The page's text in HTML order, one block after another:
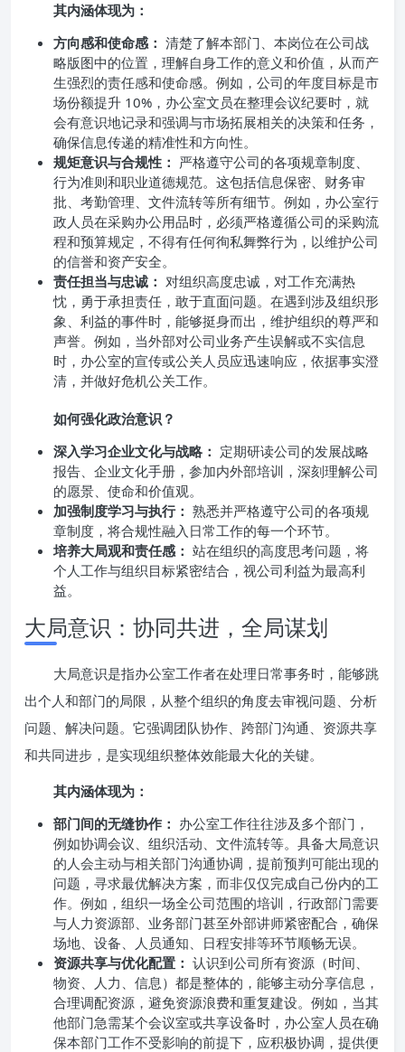
其内涵体现为：
方向感和使命感： 清楚了解本部门、本岗位在公司战
略版图中的位置，理解自身工作的意义和价值，从而产
生强烈的责任感和使命感。例如，公司的年度目标是市
场份额提升 10%，办公室文员在整理会议纪要时，就
会有意识地记录和强调与市场拓展相关的决策和任务，
确保信息传递的精准性和方向性。
规矩意识与合规性： 严格遵守公司的各项规章制度、
行为准则和职业道德规范。这包括信息保密、财务审
批、考勤管理、文件流转等所有细节。例如，办公室行
政人员在采购办公用品时，必须严格遵循公司的采购流
程和预算规定，不得有任何徇私舞弊行为，以维护公司
的信誉和资产安全。
责任担当与忠诚： 对组织高度忠诚，对工作充满热
忱，勇于承担责任，敢于直面问题。在遇到涉及组织形
象、利益的事件时，能够挺身而出，维护组织的尊严和
声誉。例如，当外部对公司业务产生误解或不实信息
时，办公室的宣传或公关人员应迅速响应，依据事实澄
清，并做好危机公关工作。
如何强化政治意识？
深入学习企业文化与战略： 定期研读公司的发展战略
报告、企业文化手册，参加内外部培训，深刻理解公司
的愿景、使命和价值观。
加强制度学习与执行： 熟悉并严格遵守公司的各项规
章制度，将合规性融入日常工作的每一个环节。
培养大局观和责任感： 站在组织的高度思考问题，将
个人工作与组织目标紧密结合，视公司利益为最高利
益。
大局意识：协同共进，全局谋划
大局意识是指办公室工作者在处理日常事务时，能够跳
出个人和部门的局限，从整个组织的角度去审视问题、分析
问题、解决问题。它强调团队协作、跨部门沟通、资源共享
和共同进步，是实现组织整体效能最大化的关键。
其内涵体现为：
部门间的无缝协作： 办公室工作往往涉及多个部门，
例如协调会议、组织活动、文件流转等。具备大局意识
的人会主动与相关部门沟通协调，提前预判可能出现的
问题，寻求最优解决方案，而非仅仅完成自己份内的工
作。例如，组织一场全公司范围的培训，行政部门需要
与人力资源部、业务部门甚至外部讲师紧密配合，确保
场地、设备、人员通知、日程安排等环节顺畅无误。
资源共享与优化配置： 认识到公司所有资源（时间、
物资、人力、信息）都是整体的，能够主动分享信息，
合理调配资源，避免资源浪费和重复建设。例如，当其
他部门急需某个会议室或共享设备时，办公室人员在确
保本部门工作不受影响的前提下，应积极协调，提供便